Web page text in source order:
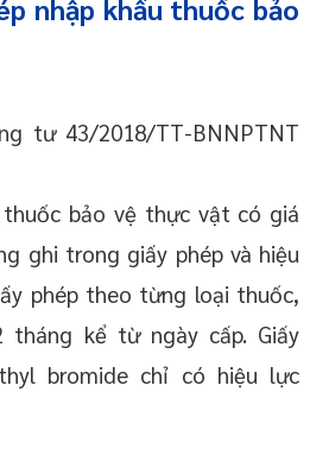
nhập khẩu thuốc bảo
tư 43/2018/TT-BNNPTNT
thuốc bảo vệ thực vật có giá
ghi trong giấy phép và hiệu
phép theo từng loại thuốc,
tháng kể từ ngày cấp. Giấy
bromide chỉ có hiệu lực